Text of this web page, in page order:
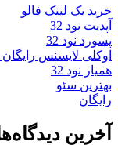
خرید بک لینک فالو
آپدیت نود 32
پسورد نود 32
اوکلی لایسنس رایگان
همیار نود 32
بهترین سئو
رایگان
آخرین